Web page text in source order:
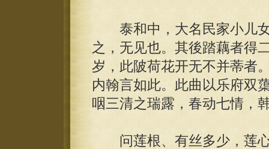
泰和中，大名民家小儿女
之，无见也。其後踏藕者得
岁，此陂荷花开无不并蒂者
内翰言如此。此曲以乐府双
咽三清之瑞露，春动七情，
问莲根、有丝多少，莲心